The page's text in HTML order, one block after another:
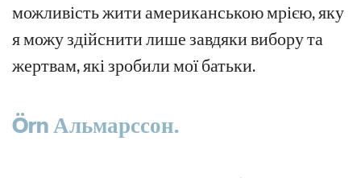
можливість жити американською мрією, яку
я можу здійснити лише завдяки вибору та
жертвам, які зробили мої батьки.
Örn Альмарссон.